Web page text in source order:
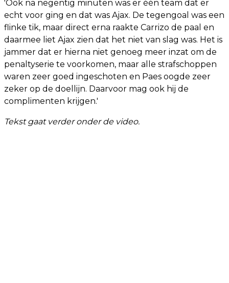
'Ook na negentig minuten was er één team dat er
echt voor ging en dat was Ajax. De tegengoal was een
flinke tik, maar direct erna raakte Carrizo de paal en
daarmee liet Ajax zien dat het niet van slag was. Het is
jammer dat er hierna niet genoeg meer inzat om de
penaltyserie te voorkomen, maar alle strafschoppen
waren zeer goed ingeschoten en Paes oogde zeer
zeker op de doellijn. Daarvoor mag ook hij de
complimenten krijgen.'
Tekst gaat verder onder de video.